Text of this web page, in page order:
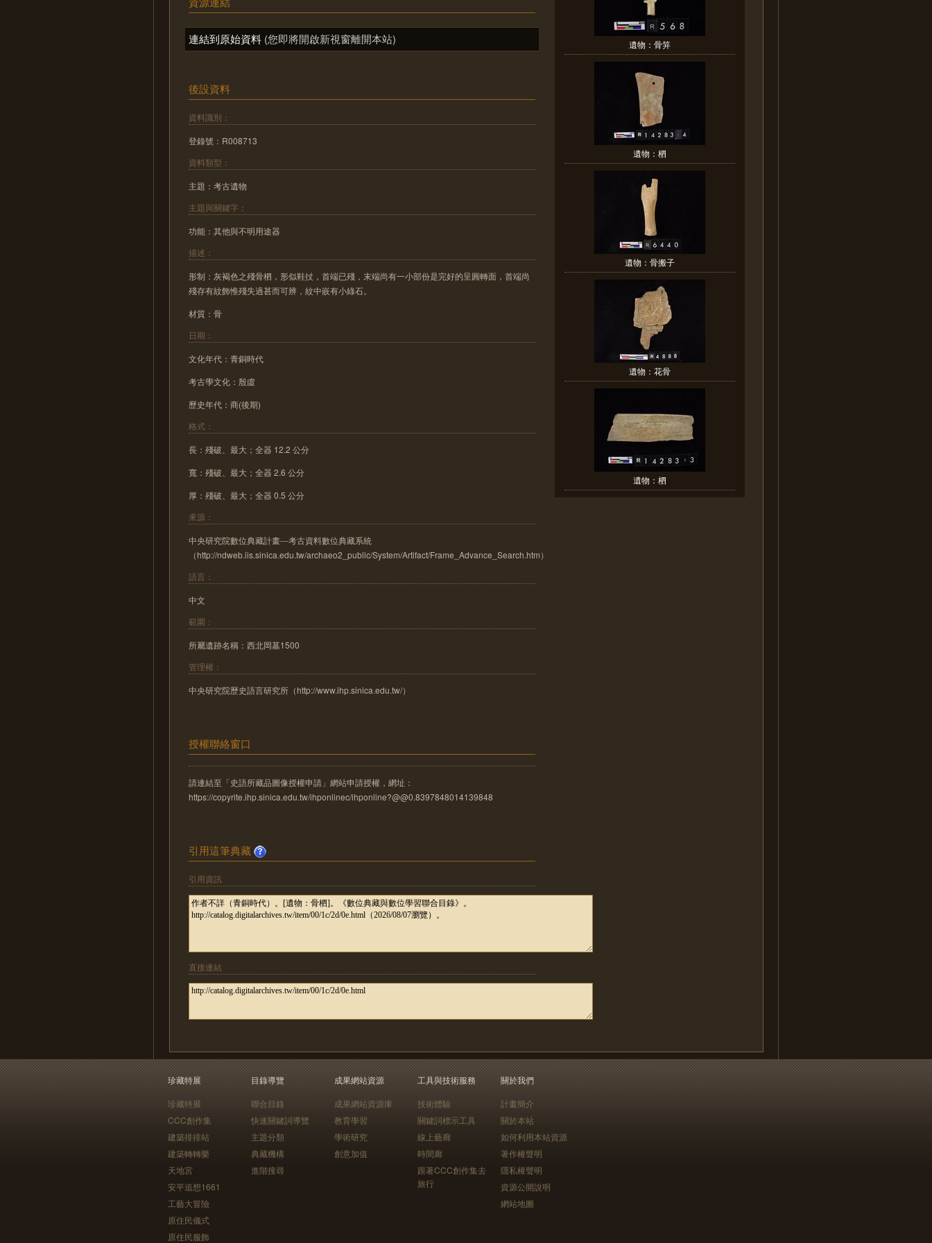
連結到原始資料 (您即將開啟新視窗離開本站)
後設資料
資料識別：
登錄號：R008713
資料類型：
主題：考古遺物
主題與關鍵字：
功能：其他與不明用途器
描述：
形制：灰褐色之殘骨柶，形似鞋扙，首端已殘，末端尚有一小部份是完好的呈圓轉面，首端尚
殘存有紋飾惟殘失過甚而可辨，紋中嵌有小綠石。
材質：骨
日期：
文化年代：青銅時代
考古學文化：殷虛
歷史年代：商(後期)
格式：
長：殘破、最大；全器 12.2 公分
寬：殘破、最大；全器 2.6 公分
厚：殘破、最大；全器 0.5 公分
來源：
中央研究院數位典藏計畫---考古資料數位典藏系統
（http://ndweb.iis.sinica.edu.tw/archaeo2_public/System/Artifact/Frame_Advance_Search.htm）
語言：
中文
範圍：
所屬遺跡名稱：西北岡墓1500
管理權：
中央研究院歷史語言研究所（http://www.ihp.sinica.edu.tw/）
授權聯絡窗口
請連結至「史語所藏品圖像授權申請」網站申請授權，網址：
https://copyrite.ihp.sinica.edu.tw/ihponlinec/ihponline?@@0.8397848014139848
引用這筆典藏
引用資訊
直接連結
遺物：骨笄
遺物：柶
遺物：骨搬子
遺物：花骨
遺物：柶
珍藏特展
珍藏特展
CCC創作集
建築排排站
建築轉轉樂
天地宮
安平追想1661
工藝大冒險
原住民儀式
原住民服飾
目錄導覽
聯合目錄
快速關鍵詞導覽
主題分類
典藏機構
進階搜尋
成果網站資源
成果網站資源庫
教育學習
學術研究
創意加值
工具與技術服務
技術體驗
關鍵詞標示工具
線上藝廊
時間廊
跟著CCC創作集去
旅行
關於我們
計畫簡介
關於本站
如何利用本站資源
著作權聲明
隱私權聲明
資源公開說明
網站地圖